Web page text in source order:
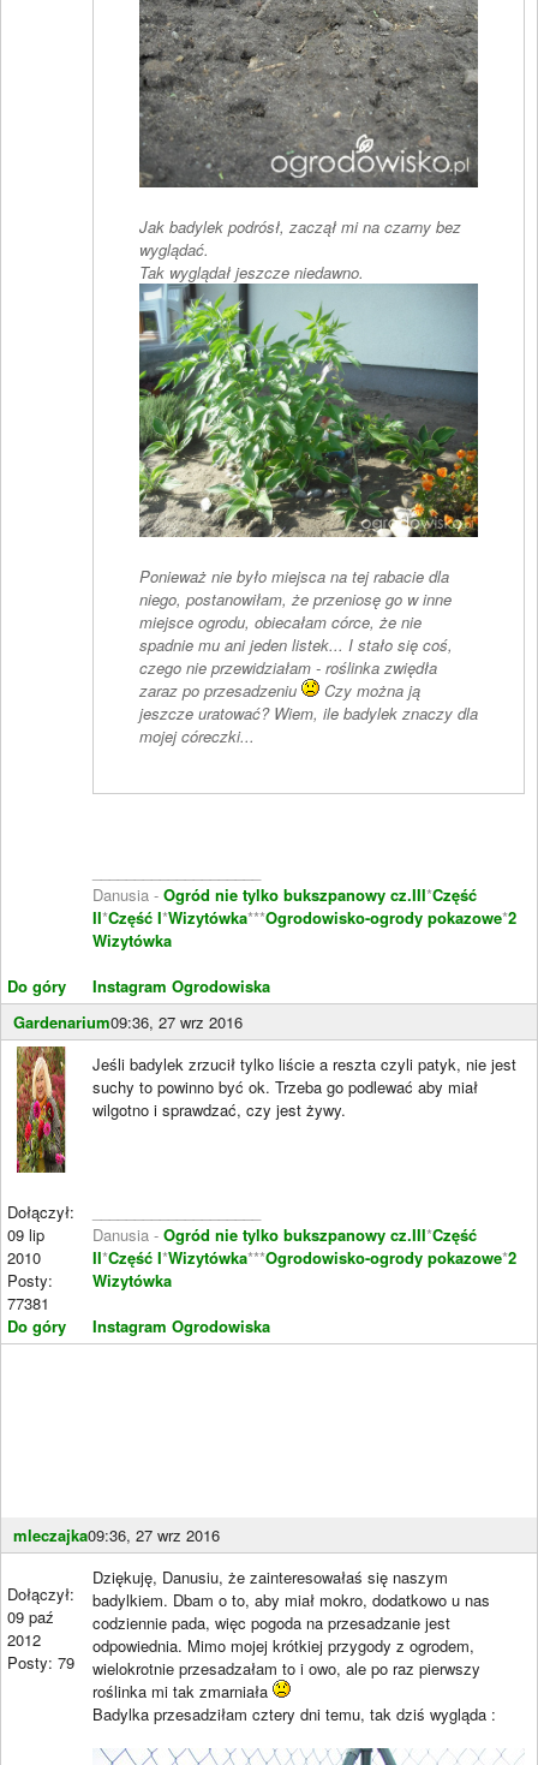
Do góry
Jak badylek podrósł, zaczął mi na czarny bez
wyglądać.
Tak wyglądał jeszcze niedawno.
Ponieważ nie było miejsca na tej rabacie dla
niego, postanowiłam, że przeniosę go w inne
miejsce ogrodu, obiecałam córce, że nie
spadnie mu ani jeden listek... I stało się coś,
czego nie przewidziałam - roślinka zwiędła
zaraz po przesadzeniu
Czy można ją
jeszcze uratować? Wiem, ile badylek znaczy dla
mojej córeczki...
Danusia - Ogród nie tylko bukszpanowy cz.III*Część
II*Część I*Wizytówka***Ogrodowisko-ogrody pokazowe*2
Wizytówka
Instagram Ogrodowiska
Gardenarium09:36, 27 wrz 2016
Dołączył:
09 lip
2010
Posty:
77381
Do góry
Jeśli badylek zrzucił tylko liście a reszta czyli patyk, nie jest
suchy to powinno być ok. Trzeba go podlewać aby miał
wilgotno i sprawdzać, czy jest żywy.
Danusia - Ogród nie tylko bukszpanowy cz.III*Część
II*Część I*Wizytówka***Ogrodowisko-ogrody pokazowe*2
Wizytówka
Instagram Ogrodowiska
mleczajka09:36, 27 wrz 2016
Dołączył:
09 paź
2012
Posty: 79
Dziękuję, Danusiu, że zainteresowałaś się naszym
badylkiem. Dbam o to, aby miał mokro, dodatkowo u nas
codziennie pada, więc pogoda na przesadzanie jest
odpowiednia. Mimo mojej krótkiej przygody z ogrodem,
wielokrotnie przesadzałam to i owo, ale po raz pierwszy
roślinka mi tak zmarniała
Badylka przesadziłam cztery dni temu, tak dziś wygląda :